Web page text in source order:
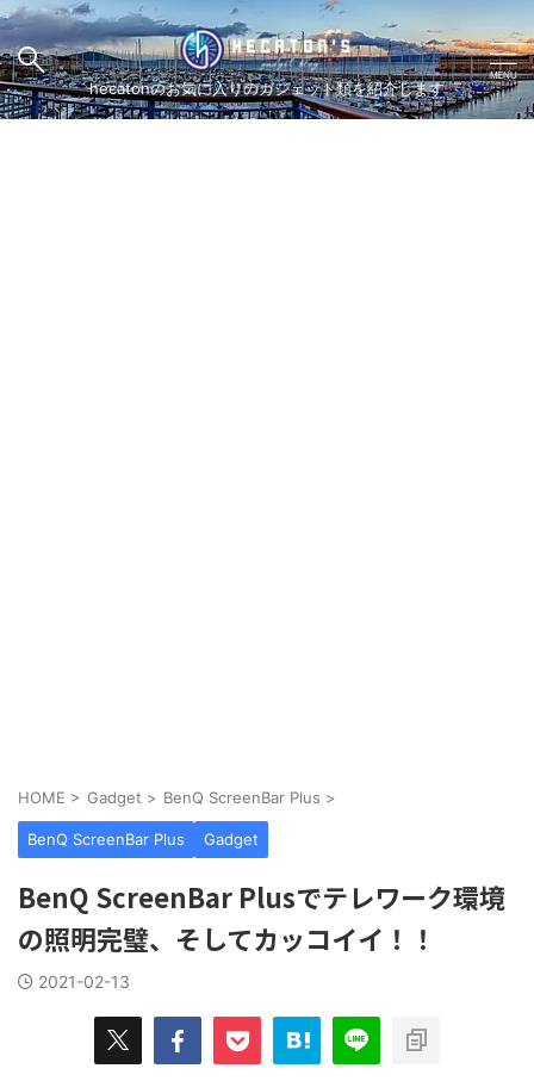
hecatonのお気に入りのガジェット類を紹介します
HOME > Gadget > BenQ ScreenBar Plus >
BenQ ScreenBar Plus Gadget
BenQ ScreenBar Plusでテレワーク環境
の照明完璧、そしてカッコイイ！！
2021-02-13